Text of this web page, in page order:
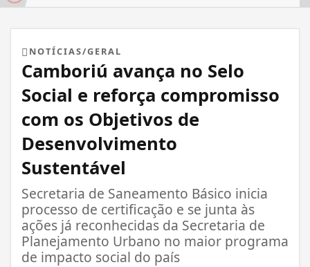
NOTÍCIAS/GERAL
Camboriú avança no Selo
Social e reforça compromisso
com os Objetivos de
Desenvolvimento
Sustentável
Secretaria de Saneamento Básico inicia
processo de certificação e se junta às
ações já reconhecidas da Secretaria de
Planejamento Urbano no maior programa
de impacto social do país